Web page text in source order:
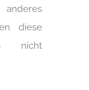
diese
nicht